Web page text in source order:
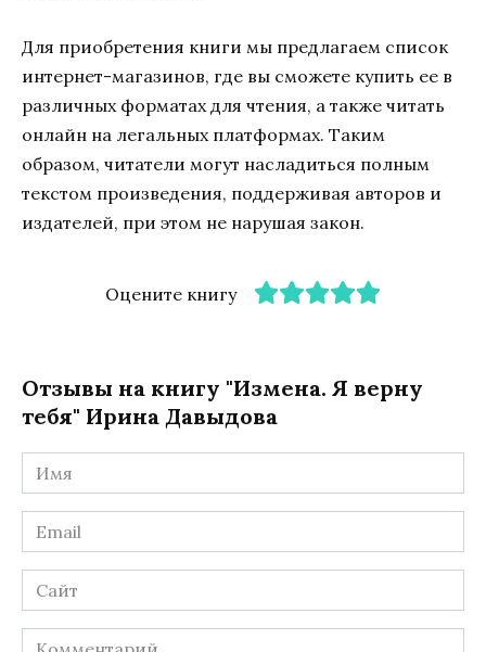
Для приобретения книги мы предлагаем список
интернет-магазинов, где вы сможете купить ее в
различных форматах для чтения, а также читать
онлайн на легальных платформах. Таким
образом, читатели могут насладиться полным
текстом произведения, поддерживая авторов и
издателей, при этом не нарушая закон.
Оцените книгу
Отзывы на книгу "Измена. Я верну
тебя" Ирина Давыдова
Имя
*
Email
*
Сайт
Комментарий